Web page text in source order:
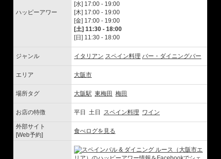
ハッピーアワー
[水] 17:00 - 19:00
[木] 17:00 - 19:00
[金] 17:00 - 19:00
[土] 11:30 - 18:00
[日] 11:30 - 18:00
ジャンル イタリアン スペイン料理 バー・ダイニングバー
エリア 大阪市
場所タグ 大阪駅 東梅田 梅田
お店の特徴 平日 土日 スペイン料理 ワイン
外部サイト
[Web予約]
食べログを見る